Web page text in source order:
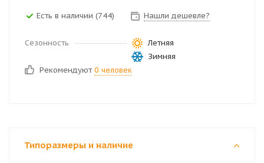
Есть в наличии (744) Нашли дешевле?
Сезонность
Летняя
Зимняя
Рекомендуют 0 человек
Типоразмеры и наличие